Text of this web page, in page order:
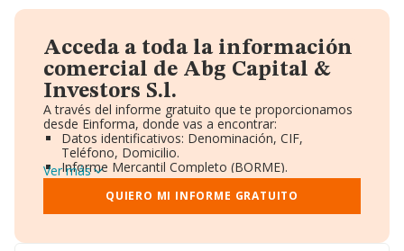
Acceda a toda la información
comercial de Abg Capital &
Investors S.l.
A través del informe gratuito que te proporcionamos
desde Einforma, donde vas a encontrar:
Datos identificativos: Denominación, CIF,
Teléfono, Domicilio.
Informe Mercantil Completo (BORME).
Gráficos de Evolución Ventas y Empleados.
Consejo de Administración y Administradores.
Directivos y Ejecutivos.
Ver más
QUIERO MI INFORME GRATUITO